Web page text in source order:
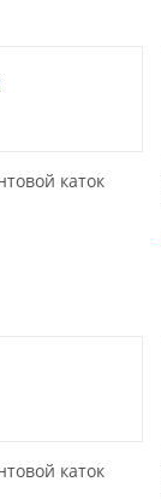
каток
каток